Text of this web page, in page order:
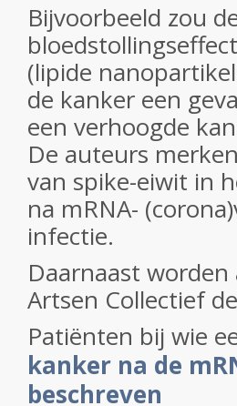
Bijvoorbeeld zou
(lipide
de kanker een
een verhoogde
De auteurs
van spike-eiwit in
na mRNA-
infectie.
Daarnaast
Artsen Collectief
Patiënten bij wie
kanker na de
beschreven